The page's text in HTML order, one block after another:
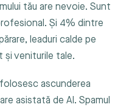
tău are nevoie. Sunt
Și 4% dintre
leaduri calde pe
și veniturile tale.
ascunderea
asistată de AI. Spamul